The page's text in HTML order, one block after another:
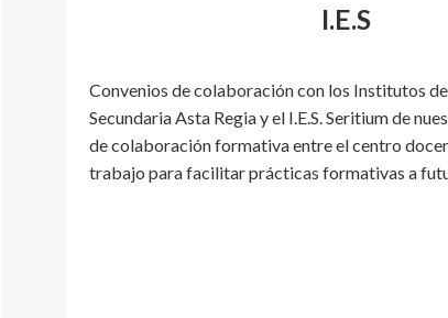
I.E.S
Convenios de colaboración con los Institutos de
Secundaria Asta Regia y el I.E.S. Seritium de
de colaboración formativa entre el centro
trabajo para facilitar prácticas formativas a